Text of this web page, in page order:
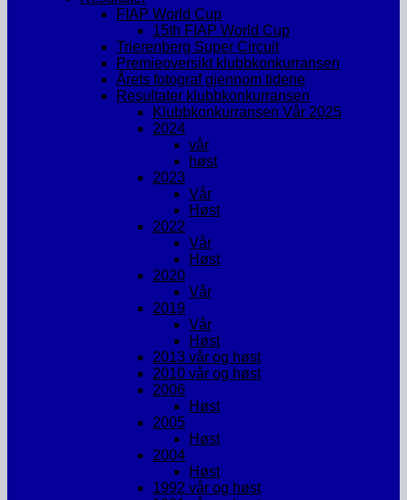
FIAP World Cup
15th FIAP World Cup
Trierenberg Super Circuit
Premieoversikt klubbkonkurransen
Årets fotograf gjennom tidene
Resultater klubbkonkurransen
Klubbkonkurransen Vår 2025
2024
vår
høst
2023
Vår
Høst
2022
Vår
Høst
2020
Vår
2019
Vår
Høst
2013 vår og høst
2010 vår og høst
2006
Høst
2005
Høst
2004
Høst
1992 vår og høst